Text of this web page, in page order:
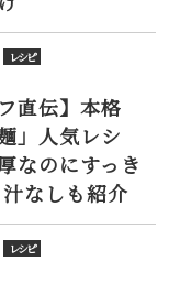
レシピ
直伝】本格
」人気レシ
なのにすっき
なしも紹介
レシピ